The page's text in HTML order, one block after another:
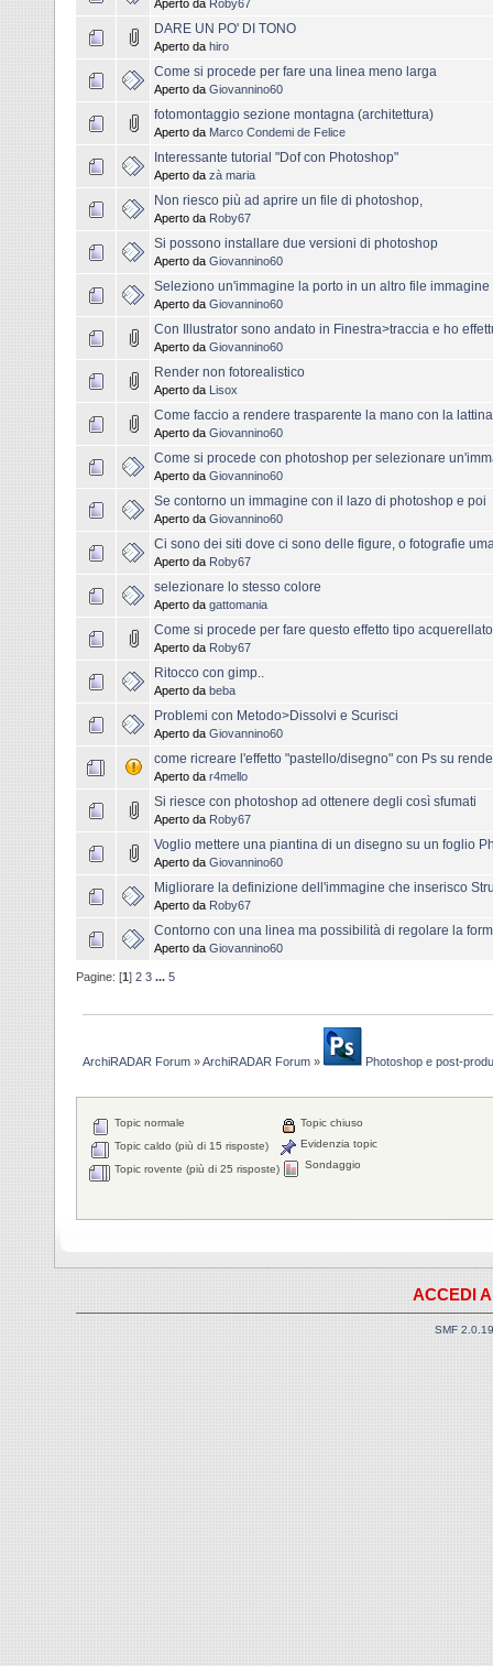
Aperto da Roby67
DARE UN PO' DI TONO
Aperto da hiro
Come si procede per fare una linea meno larga
Aperto da Giovannino60
fotomontaggio sezione montagna (architettura)
Aperto da Marco Condemi de Felice
Interessante tutorial "Dof con Photoshop"
Aperto da zà maria
Non riesco più ad aprire un file di photoshop,
Aperto da Roby67
Si possono installare due versioni di photoshop
Aperto da Giovannino60
Seleziono un'immagine la porto in un altro file
Aperto da Giovannino60
Con Illustrator sono andato in Finestra>traccia e ho
Aperto da Giovannino60
Render non fotorealistico
Aperto da Lisox
Come faccio a rendere trasparente la mano con la
Aperto da Giovannino60
Come si procede con photoshop per selezionare
Aperto da Giovannino60
Se contorno un immagine con il lazo di photoshop e poi
Aperto da Giovannino60
Ci sono dei siti dove ci sono delle figure, o fotografie
Aperto da Roby67
selezionare lo stesso colore
Aperto da gattomania
Come si procede per fare questo effetto tipo
Aperto da Roby67
Ritocco con gimp..
Aperto da beba
Problemi con Metodo>Dissolvi e Scurisci
Aperto da Giovannino60
come ricreare l'effetto "pastello/disegno" con Ps su
Aperto da r4mello
Si riesce con photoshop ad ottenere degli così sfumati
Aperto da Roby67
Voglio mettere una piantina di un disegno su un foglio
Aperto da Giovannino60
Migliorare la definizione dell'immagine che inserisco
Aperto da Roby67
Contorno con una linea ma possibilità di regolare la
Aperto da Giovannino60
Pagine: [1 ] 2 3 ... 5
ArchiRADAR Forum »ArchiRADAR Forum » Photoshop e post-
Topic normale
Topic caldo (più di 15 risposte)
Topic rovente (più di 25 risposte)
Topic chiuso
Evidenzia topic
Sondaggio
ACCEDI
SMF 2.0.19